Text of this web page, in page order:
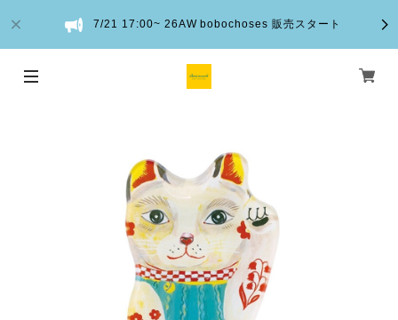
7/21 17:00~ 26AW bobochoses 販売スタート